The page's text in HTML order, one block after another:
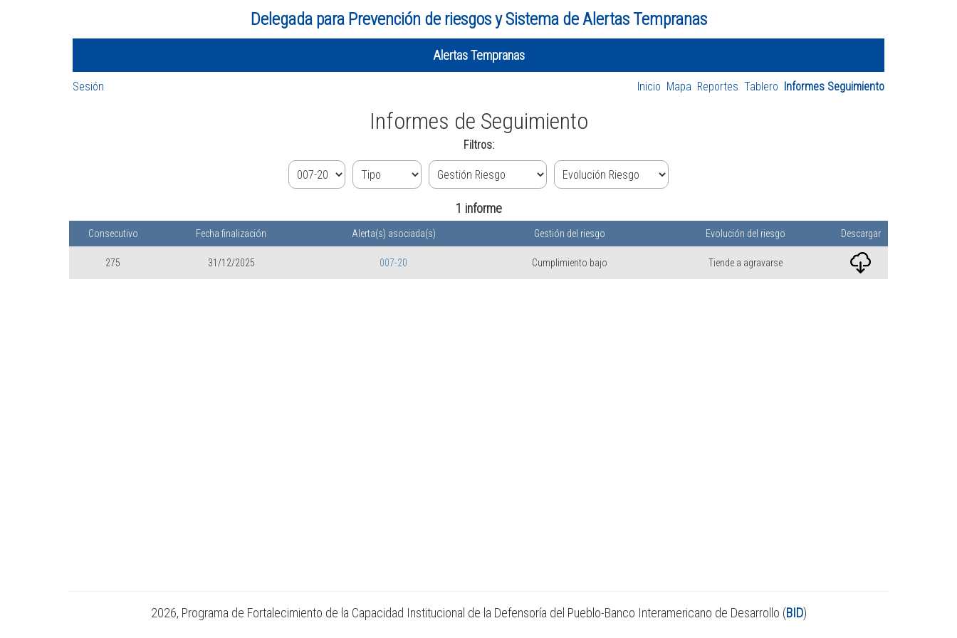
Delegada para Prevención de riesgos y Sistema de Alertas Tempranas
Alertas Tempranas
Inicio Mapa Reportes Tablero Informes Seguimiento
Sesión
Informes de Seguimiento
Filtros:
1 informe
Consecutivo Fecha finalización Alerta(s) asociada(s) Gestión del riesgo Evolución del riesgo Descargar
275 31/12/2025 007-20 Cumplimiento bajo Tiende a agravarse
2026, Programa de Fortalecimiento de la Capacidad Institucional de la Defensoría del Pueblo-Banco Interamericano de Desarrollo (BID)